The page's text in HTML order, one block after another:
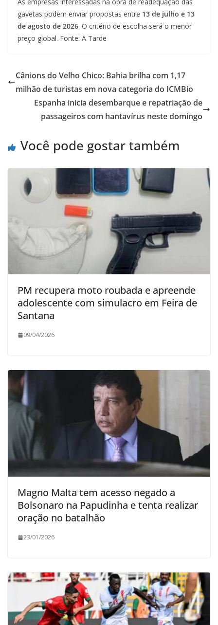
gavetas podem enviar propostas entre 13 de julho e 13
de agosto de 2026. O critério de escolha será o menor
preço global. Fonte: A Tarde
Cânions do Velho Chico: Bahia brilha com 1,17
milhão de turistas em nova categoria do ICMBio
Espanha inicia desembarque e repatriação de
passageiros com hantavírus neste domingo
Você pode gostar também
PM recupera moto roubada e apreende
adolescente com simulacro em Feira de
Santana
09/04/2026
Magno Malta tem acesso negado a
Bolsonaro na Papudinha e tenta realizar
oração no batalhão
23/01/2026